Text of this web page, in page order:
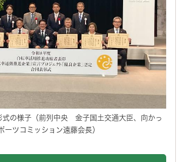
の様子（前列中央 金子国土交通大臣、向かっ
ツコミッション遠藤会長）